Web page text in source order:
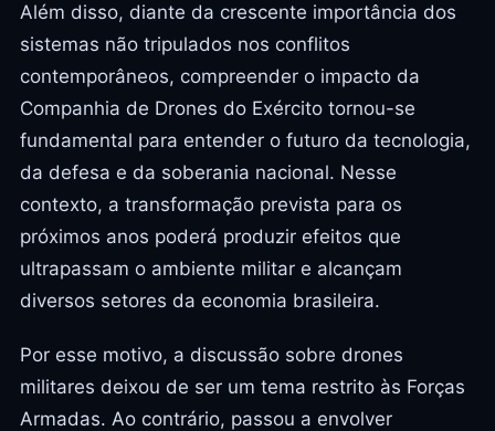
Além disso, diante da crescente importância dos
sistemas não tripulados nos conflitos
contemporâneos, compreender o impacto da
Companhia de Drones do Exército tornou-se
fundamental para entender o futuro da tecnologia,
da defesa e da soberania nacional. Nesse
contexto, a transformação prevista para os
próximos anos poderá produzir efeitos que
ultrapassam o ambiente militar e alcançam
diversos setores da economia brasileira.
Por esse motivo, a discussão sobre drones
militares deixou de ser um tema restrito às Forças
Armadas. Ao contrário, passou a envolver